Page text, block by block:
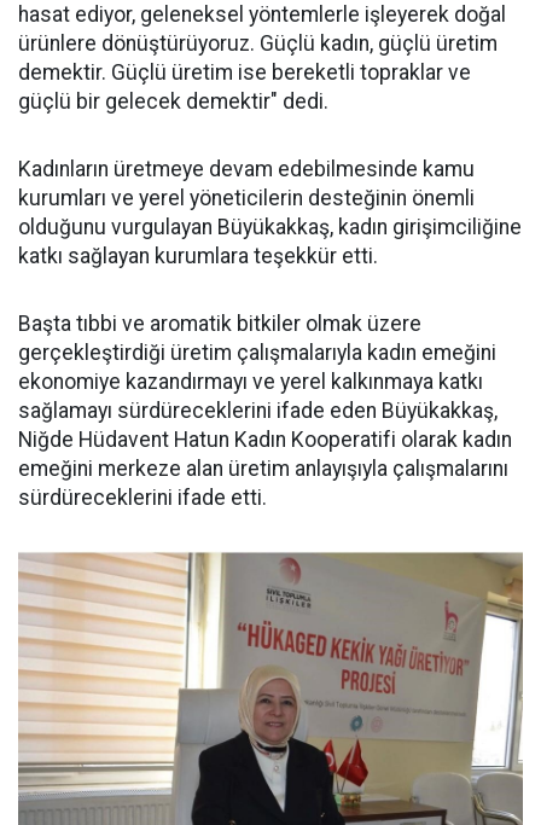
hasat ediyor, geleneksel yöntemlerle işleyerek doğal
ürünlere dönüştürüyoruz. Güçlü kadın, güçlü üretim
demektir. Güçlü üretim ise bereketli topraklar ve
güçlü bir gelecek demektir" dedi.
Kadınların üretmeye devam edebilmesinde kamu
kurumları ve yerel yöneticilerin desteğinin önemli
olduğunu vurgulayan Büyükakkaş, kadın girişimciliğine
katkı sağlayan kurumlara teşekkür etti.
Başta tıbbi ve aromatik bitkiler olmak üzere
gerçekleştirdiği üretim çalışmalarıyla kadın emeğini
ekonomiye kazandırmayı ve yerel kalkınmaya katkı
sağlamayı sürdüreceklerini ifade eden Büyükakkaş,
Niğde Hüdavent Hatun Kadın Kooperatifi olarak kadın
emeğini merkeze alan üretim anlayışıyla çalışmalarını
sürdüreceklerini ifade etti.